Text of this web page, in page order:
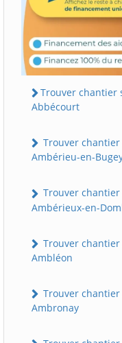
Trouver chantier
Abbécourt
Trouver
Ambérieu-en-
Trouver
Ambérieux-en-
Trouver
Ambléon
Trouver
Ambronay